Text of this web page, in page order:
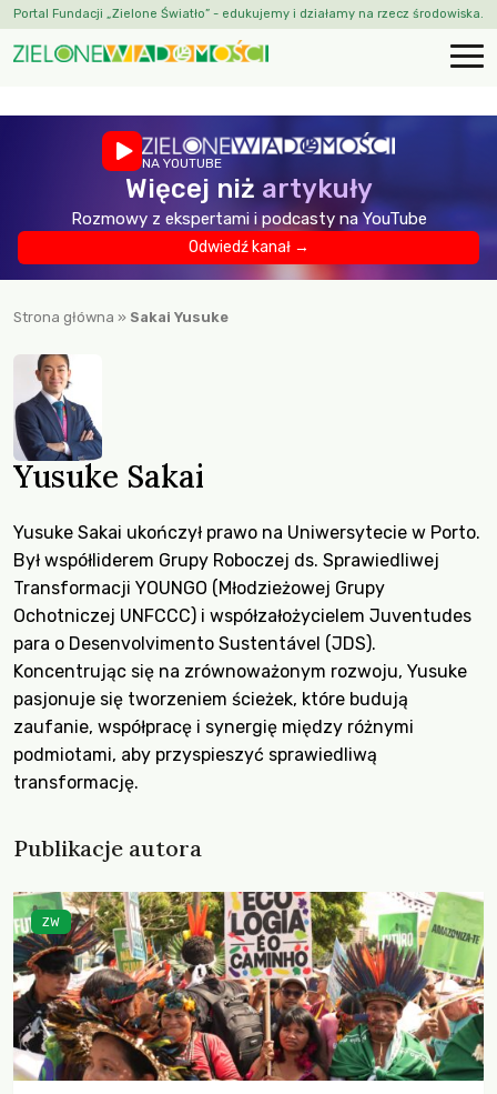
Portal Fundacji „Zielone Światło” - edukujemy i działamy na rzecz środowiska.
NA YOUTUBE
Więcej niż artykuły
Rozmowy z ekspertami i podcasty na YouTube
Odwiedź kanał →
Strona główna » Sakai Yusuke
Yusuke Sakai
Yusuke Sakai ukończył prawo na Uniwersytecie w Porto.
Był współliderem Grupy Roboczej ds. Sprawiedliwej
Transformacji YOUNGO (Młodzieżowej Grupy
Ochotniczej UNFCCC) i współzałożycielem Juventudes
para o Desenvolvimento Sustentável (JDS).
Koncentrując się na zrównoważonym rozwoju, Yusuke
pasjonuje się tworzeniem ścieżek, które budują
zaufanie, współpracę i synergię między różnymi
podmiotami, aby przyspieszyć sprawiedliwą
transformację.
Publikacje autora
ZW